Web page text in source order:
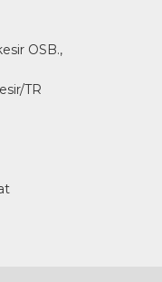
OSB.,
TR